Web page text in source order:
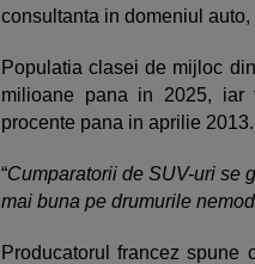
consultanta in domeniul
Populatia clasei de mijloc
milioane pana in 2025, iar
procente pana in aprilie 2013.
“Cumparatorii de SUV-uri se
mai buna pe drumurile
Producatorul francez